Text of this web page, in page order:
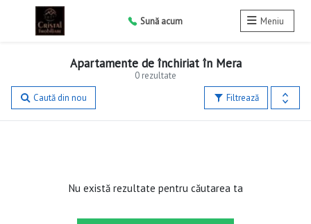
Sună acum Meniu
0 rezultate
Apartamente de închiriat în Mera
Filtrează
Caută din nou
Nu există rezultate pentru căutarea ta